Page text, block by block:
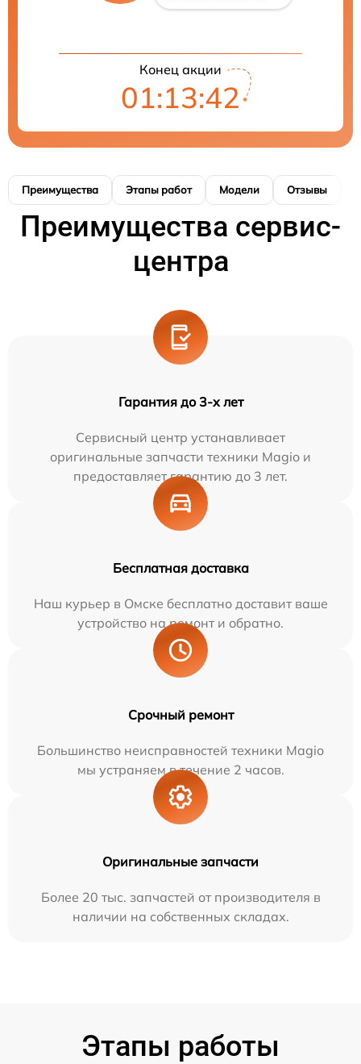
Конец акции
01:13:41
Преимущества Этапы работ Модели Отзывы
Преимущества сервис-
центра
Гарантия до 3-х лет
Сервисный центр устанавливает
оригинальные запчасти техники Magio и
предоставляет гарантию до 3 лет.
Бесплатная доставка
Наш курьер в Омске бесплатно доставит ваше
устройство на ремонт и обратно.
Срочный ремонт
Большинство неисправностей техники Magio
мы устраняем в течение 2 часов.
Оригинальные запчасти
Более 20 тыс. запчастей от производителя в
наличии на собственных складах.
Этапы работы